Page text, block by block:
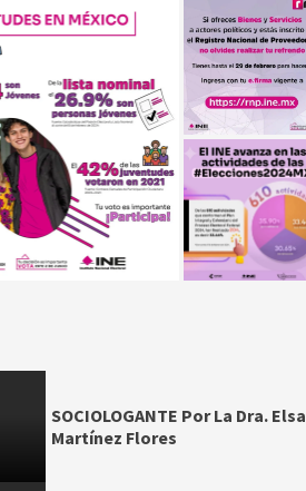
SOCIOLOGANTE Por La Dra. Elsa
Martínez Flores